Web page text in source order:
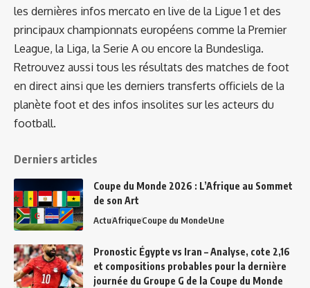
les dernières infos mercato en live de la Ligue 1 et des
principaux championnats européens comme la Premier
League, la Liga, la Serie A ou encore la Bundesliga.
Retrouvez aussi tous les résultats des matches de foot
en direct ainsi que les derniers transferts officiels de la
planète foot et des infos insolites sur les acteurs du
football.
Derniers articles
Coupe du Monde 2026 : L’Afrique au Sommet
de son Art
ActuAfriqueCoupe du MondeUne
Pronostic Égypte vs Iran – Analyse, cote 2,16
et compositions probables pour la dernière
journée du Groupe G de la Coupe du Monde